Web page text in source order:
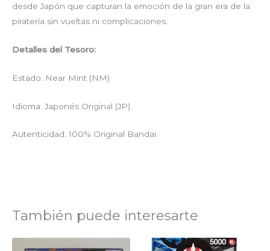
desde Japón que capturan la emoción de la gran era de la
piratería sin vueltas ni complicaciones.
Detalles del Tesoro:
Estado: Near Mint (NM)
Idioma: Japonés Original (JP).
Autenticidad: 100% Original Bandai.
También puede interesarte